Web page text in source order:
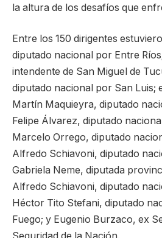
la altura de los desafíos que
Entre los 150 dirigentes
diputado nacional por Entre
intendente de San Miguel de
diputado nacional por San Luis;
Martín Maquieyra, diputado
Felipe Álvarez, diputado
Marcelo Orrego, diputado
Alfredo Schiavoni, diputado
Gabriela Neme, diputada
Alfredo Schiavoni, diputado
Héctor Tito Stefani, diputado
Fuego; y Eugenio Burzaco, ex